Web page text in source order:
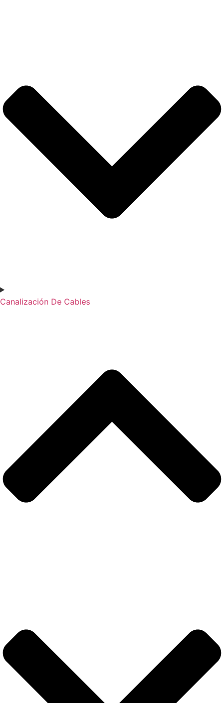
Canalización De Cables